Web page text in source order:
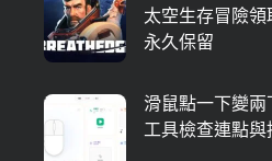
太空生存冒險領
永久保留
滑鼠點一下變
工具檢查連點與